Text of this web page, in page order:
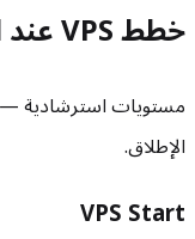
خطط VPS عند الإطلاق
مستويات استرشادية —
الإطلاق.
VPS Start